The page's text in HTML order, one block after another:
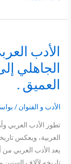
الأدب
الجاهلي
العميق .
الأدب و الفنوان/
تطور الأدب العربي
العربية، ويعكس
يعد الأدب العربي من
تاريخه لآلاف
الأدب
العربي
:
رحلة
من
الشعر
الجاهلي
إلى
الأدب